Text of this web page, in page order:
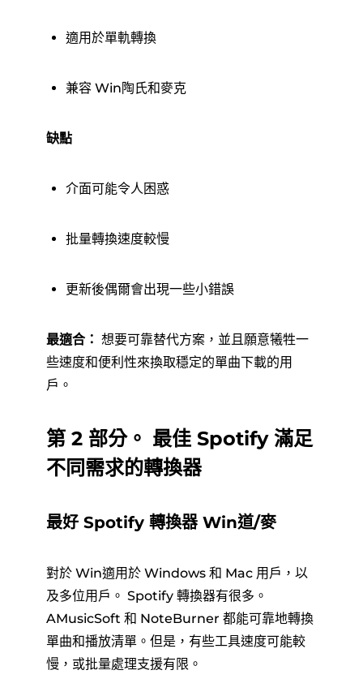
適用於單軌轉換
兼容 Win陶氏和麥克
缺點
介面可能令人困惑
批量轉換速度較慢
更新後偶爾會出現一些小錯誤
最適合： 想要可靠替代方案，並且願意犧牲一
些速度和便利性來換取穩定的單曲下載的用
戶。
第 2 部分。 最佳 Spotify 滿足
不同需求的轉換器
最好 Spotify 轉換器 Win道/麥
對於 Win適用於 Windows 和 Mac 用戶，以
及多位用戶。 Spotify 轉換器有很多。
AMusicSoft 和 NoteBurner 都能可靠地轉換
單曲和播放清單。但是，有些工具速度可能較
慢，或批量處理支援有限。